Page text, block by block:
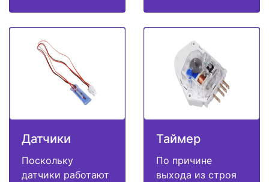
Датчики
Поскольку
датчики работают
Таймер
По причине
выхода из строя